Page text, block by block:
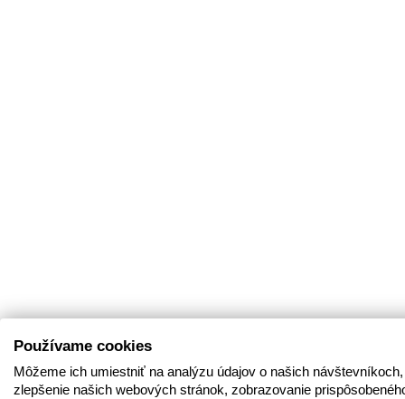
Používame cookies
Môžeme ich umiestniť na analýzu údajov o našich
zlepšenie našich webových stránok, zobrazovanie